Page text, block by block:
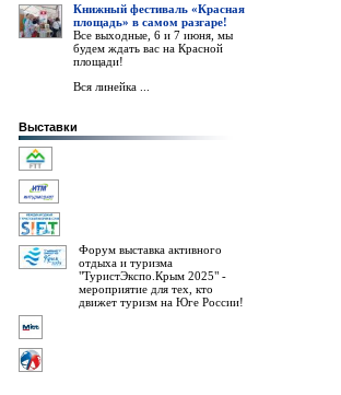
Книжный фестиваль «Красная
площадь» в самом разгаре!
Все выходные, 6 и 7 июня, мы
будем ждать вас на Красной
площади!
Вся линейка ...
Выставки
Форум выставка активного
отдыха и туризма
"ТуристЭкспо.Крым 2025" -
мероприятие для тех, кто
движет туризм на Юге России!